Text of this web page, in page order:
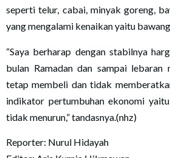
seperti telur, cabai, minyak goreng,
yang mengalami kenaikan yaitu
“Saya berharap dengan stabilnya
bulan Ramadan dan sampai lebaran
tetap membeli dan tidak
indikator pertumbuhan ekonomi
tidak menurun,” tandasnya.(nhz)
Reporter: Nurul Hidayah